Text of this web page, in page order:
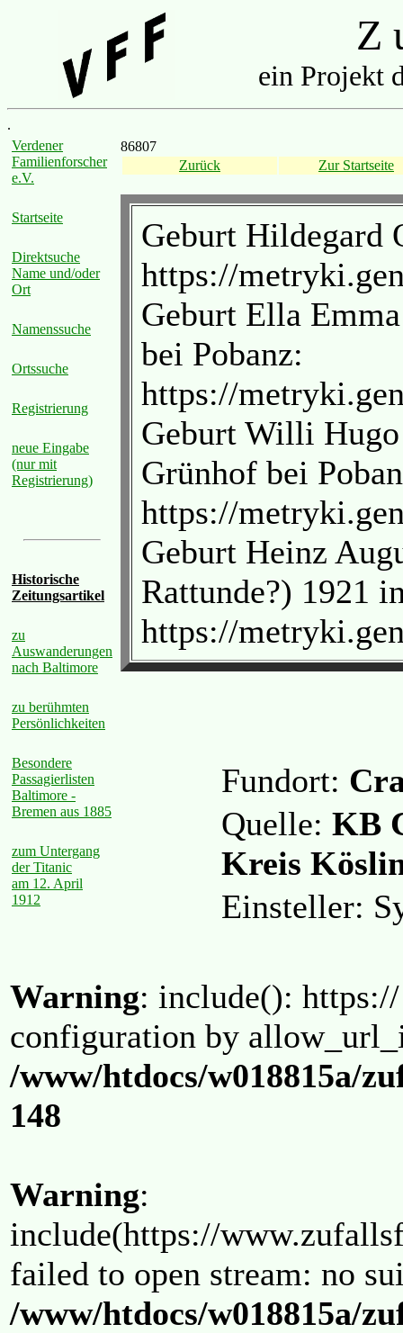
Z
ein Projekt
.
Verdener
Familienforscher
e.V.
Startseite
Direktsuche
Name und/oder
Ort
Namenssuche
Ortssuche
Registrierung
neue Eingabe
(nur mit
Registrierung)
Historische
Zeitungsartikel
zu
Auswanderungen
nach Baltimore
zu berühmten
Persönlichkeiten
Besondere
Passagierlisten
Baltimore -
Bremen aus 1885
zum Untergang
der Titanic
am 12. April
1912
86807
Zurück
Zur Startseite
Geburt Hildegard
https://
Geburt Ella
bei Pobanz:
https://
Geburt Willi
Grünhof bei
https://
Geburt Heinz
Rattunde?) 1921
https://
Fundort:
Quelle: KB
Kreis
Einsteller:
Warning: include():
configuration by
/www/htdocs/w018815a/
148
Warning:
include(https://
failed to open stream: no
/www/htdocs/w018815a/